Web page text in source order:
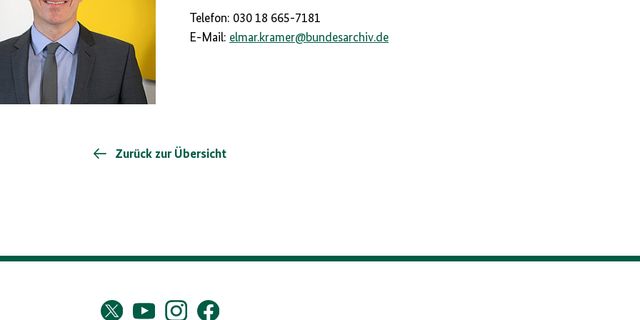
Telefon: 030 18 665-7181
E-Mail: elmar.kramer@bundesarchiv.de
Zurück zur Übersicht
TwitterYouTubeInstagramFacebook